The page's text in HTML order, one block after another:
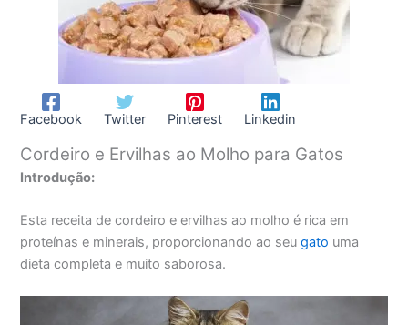
Facebook Twitter Pinterest Linkedin
Cordeiro e Ervilhas ao Molho para Gatos
Introdução:
Esta receita de cordeiro e ervilhas ao molho é rica em
proteínas e minerais, proporcionando ao seugato uma
dieta completa e muito saborosa.